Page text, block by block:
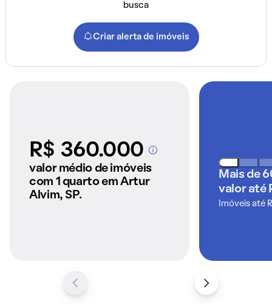
busca
Criar alerta de imóveis
R$ 360.000A partir dos imóveis
anunciados pelo
valor médio de imóveis
com 1 quarto em Artur
Alvim, SP.
Mais de
valor até
Imóveis até